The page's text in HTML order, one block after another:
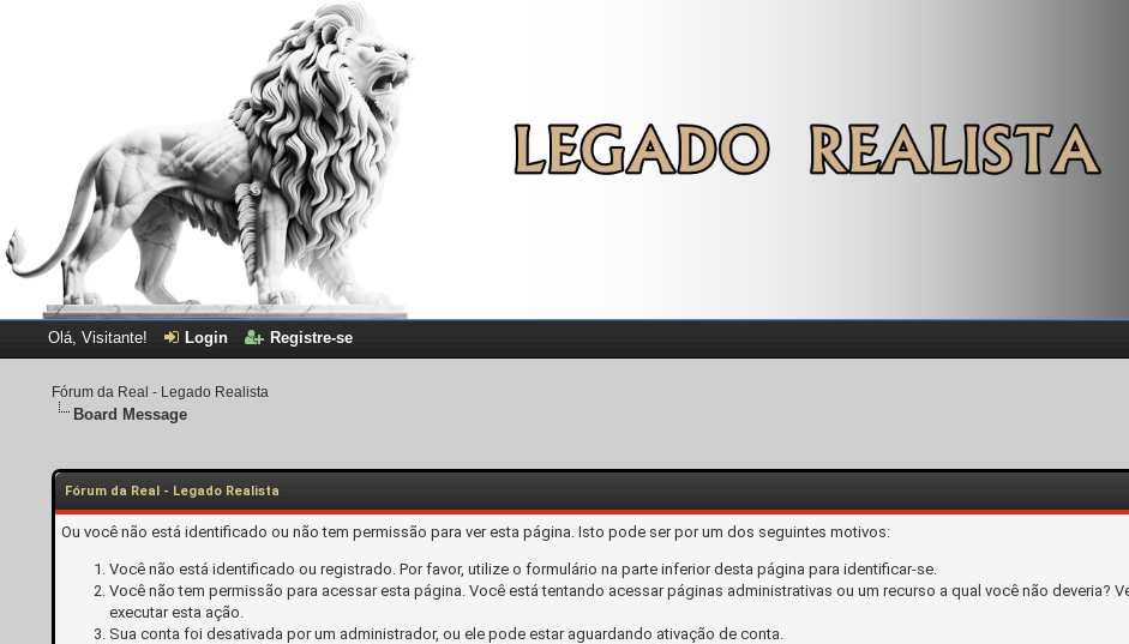
Olá, Visitante! Login Registre-se
Fórum da Real - Legado Realista
Board Message
Fórum da Real - Legado Realista
Ou você não está identificado ou não tem permissão para ver esta página. Isto pode ser por um dos seguintes motivos:
Você não está identificado ou registrado. Por favor, utilize o formulário na parte inferior desta página para identificar-se.
Você não tem permissão para acessar esta página. Você está tentando acessar páginas administrativas ou um recurso a qual você não deveria?
executar esta ação.
Sua conta foi desativada por um administrador, ou ele pode estar aguardando ativação de conta.